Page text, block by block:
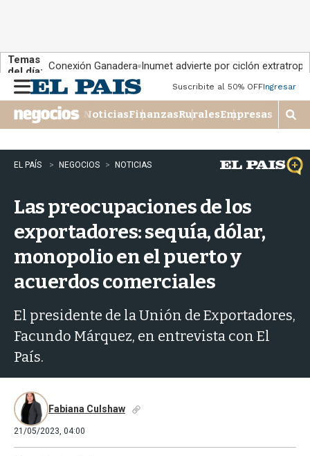
Temas
del día: Conexión Ganadera Inumet advierte por ciclón
n
u
Suscribite al 50% OFFIngresar
NoticiasFinanzasRuralesEmpresas
M
o
s
t
r
a
EL PAÍS NEGOCIOS NOTICIAS
Las preocupaciones de los
exportadores: sequía, dólar,
monopolio en el puerto y
acuerdos comerciales
El presidente de la Unión de Exportadores,
Facundo Márquez, en entrevista con El
País.
Fabiana Culshaw
21/05/2023, 04:00